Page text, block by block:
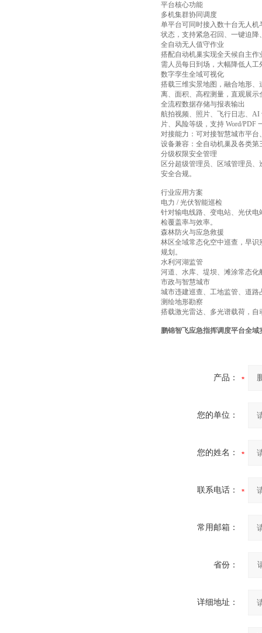
平台核心功能
多机集群协同调度
单平台可同时接入数十台无人
状态，支持紧急召回、一键迫
全自动无人值守作业
搭配自动机巢实现全天候自主
需人员每日到场，大幅降低人工
数字孪生全域可视化
搭载三维实景地图，融合地形
离、面积、高程测量，直观展示
全流程数据存储与报表输出
航拍视频、照片、飞行日志、
片、风险等级，支持 Word/PDF
对接能力：可对接智慧城市平
设备兼容：全自动机巢及各类
分级权限安全管理
区分超级管理员、区域管理员
安全合规。
行业应用方案
电力 / 光伏智能巡检
针对输电线路、变电站、光伏
检覆盖率与效率。
森林防火与应急救援
林区全域常态化空中巡查，早
规划。
水利河湖监管
河道、水库、堤坝、滩涂常态
市政与智慧城市
城市违建巡查、工地监管、道
测绘地形勘察
搭载激光雷达、多光谱载荷，
鹏锦智飞应急指挥调度平台全域
产品：
您的单位：
您的姓名：
联系电话：
常用邮箱：
省份：
详细地址：